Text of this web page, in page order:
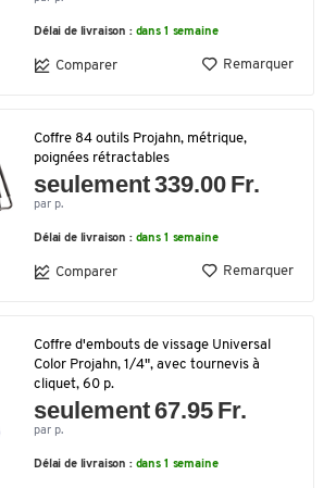
Délai de livraison : dans 1 semaine
Comparer Remarquer
Coffre 84 outils Projahn, métrique,
poignées rétractables
seulement 339.00 Fr.
par p.
Délai de livraison : dans 1 semaine
Comparer Remarquer
Coffre d'embouts de vissage Universal
Color Projahn, 1/4", avec tournevis à
cliquet, 60 p.
seulement 67.95 Fr.
par p.
Délai de livraison : dans 1 semaine